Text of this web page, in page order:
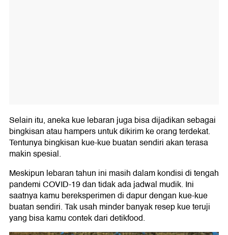
Selain itu, aneka kue lebaran juga bisa dijadikan sebagai
bingkisan atau hampers untuk dikirim ke orang terdekat.
Tentunya bingkisan kue-kue buatan sendiri akan terasa
makin spesial.
Meskipun lebaran tahun ini masih dalam kondisi di tengah
pandemi COVID-19 dan tidak ada jadwal mudik. Ini
saatnya kamu bereksperimen di dapur dengan kue-kue
buatan sendiri. Tak usah minder banyak resep kue teruji
yang bisa kamu contek dari detikfood.